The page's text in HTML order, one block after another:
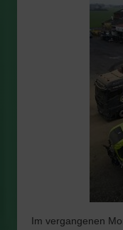
Im vergangenen